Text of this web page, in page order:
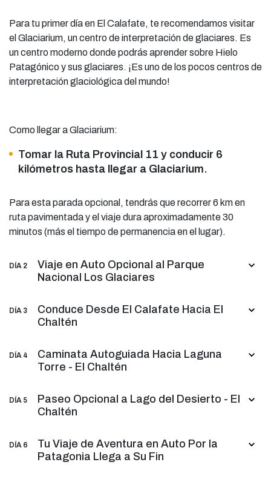
Para tu primer día en El Calafate, te recomendamos visitar
el Glaciarium, un centro de interpretación de glaciares. Es
un centro moderno donde podrás aprender sobre Hielo
Patagónico y sus glaciares. ¡Es uno de los pocos centros de
interpretación glaciológica del mundo!
Como llegar a Glaciarium:
Tomar la Ruta Provincial 11 y conducir 6
kilómetros hasta llegar a Glaciarium.
Para esta parada opcional, tendrás que recorrer 6 km en
ruta pavimentada y el viaje dura aproximadamente 30
minutos (más el tiempo de permanencia en el lugar).
DÍA 2
Viaje en Auto Opcional al Parque
Nacional Los Glaciares
DÍA 3
Conduce Desde El Calafate Hacia El
Chaltén
DÍA 4
Caminata Autoguiada Hacia Laguna
Torre - El Chaltén
DÍA 5
Paseo Opcional a Lago del Desierto - El
Chaltén
DÍA 6
Tu Viaje de Aventura en Auto Por la
Patagonia Llega a Su Fin